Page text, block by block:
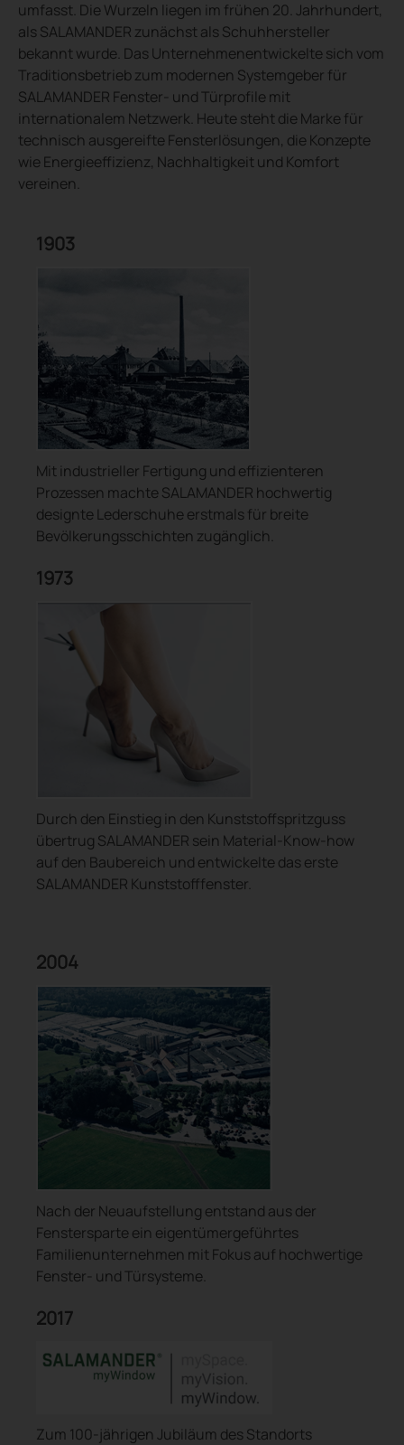
umfasst. Die Wurzeln liegen im frühen 20. Jahrhundert,
als SALAMANDER zunächst als Schuhhersteller
bekannt wurde. Das Unternehmenentwickelte sich vom
Traditionsbetrieb zum modernen Systemgeber für
SALAMANDER Fenster- und Türprofile mit
internationalem Netzwerk. Heute steht die Marke für
technisch ausgereifte Fensterlösungen, die Konzepte
wie Energieeffizienz, Nachhaltigkeit und Komfort
vereinen.
1903
Mit industrieller Fertigung und effizienteren
Prozessen machte SALAMANDER hochwertig
designte Lederschuhe erstmals für breite
Bevölkerungsschichten zugänglich.
1973
Durch den Einstieg in den Kunststoffspritzguss
übertrug SALAMANDER sein Material-Know-how
auf den Baubereich und entwickelte das erste
SALAMANDER Kunststofffenster.
2004
Nach der Neuaufstellung entstand aus der
Fenstersparte ein eigentümergeführtes
Familienunternehmen mit Fokus auf hochwertige
Fenster- und Türsysteme.
2017
Zum 100-jährigen Jubiläum des Standorts